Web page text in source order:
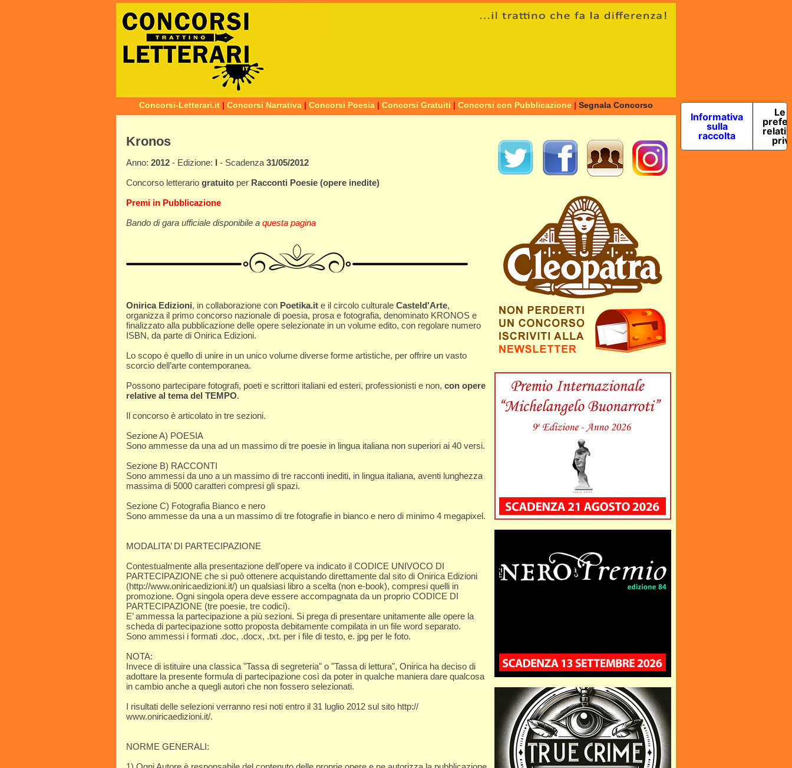
Concorsi-Letterari.it | Concorsi Narrativa | Concorsi Poesia | Concorsi Gratuiti | Concorsi con Pubblicazione | Segnala Concorso
Kronos
Anno: 2012 - Edizione: - Scadenza31/05/2012
Concorso letterario gratuito per Racconti Poesie (opere inedite)
Premi in Pubblicazione
Bando di gara ufficiale disponibile a questa pagina
Onirica Edizioni, in collaborazione con Poetika.it e il circolo culturale Casteld'Arte,
organizza il primo concorso nazionale di poesia, prosa e fotografia, denominato KRONOS e
finalizzato alla pubblicazione delle opere selezionate in un volume edito, con regolare numero
ISBN, da parte di Onirica Edizioni.
Lo scopo è quello di unire in un unico volume diverse forme artistiche, per offrire un vasto
scorcio dell’arte contemporanea.
Possono partecipare fotografi, poeti e scrittori italiani ed esteri, professionisti e non, con opere
relative al tema del TEMPO.
Il concorso è articolato in tre sezioni.
Sezione A) POESIA
Sono ammesse da una ad un massimo di tre poesie in lingua italiana non superiori ai 40 versi.
Sezione B) RACCONTI
Sono ammessi da uno a un massimo di tre racconti inediti, in lingua italiana, aventi lunghezza
massima di 5000 caratteri compresi gli spazi.
Sezione C) Fotografia Bianco e nero
Sono ammesse da una a un massimo di tre fotografie in bianco e nero di minimo 4 megapixel.
MODALITA’ DI PARTECIPAZIONE
Contestualmente alla presentazione dell’opere va indicato il CODICE UNIVOCO DI
PARTECIPAZIONE che si può ottenere acquistando direttamente dal sito di Onirica Edizioni
(http://​www.oniricaedizioni.it/) un qualsiasi libro a scelta (non e-book), compresi quelli in
promozione. Ogni singola opera deve essere accompagnata da un proprio CODICE DI
PARTECIPAZIONE (tre poesie, tre codici).
E’ ammessa la partecipazione a più sezioni. Si prega di presentare unitamente alle opere la
scheda di partecipazione sotto proposta debitamente compilata in un file word separato.
Sono ammessi i formati .doc, .docx, .txt. per i file di testo, e. jpg per le foto.
NOTA:
Invece di istituire una classica "Tassa di segreteria" o "Tassa di lettura", Onirica ha deciso di
adottare la presente formula di partecipazione così da poter in qualche maniera dare qualcosa
in cambio anche a quegli autori che non fossero selezionati.
I risultati delle selezioni verranno resi noti entro il 31 luglio 2012 sul sito http://​
www.oniricaedizioni.it/.
NORME GENERALI:
Informativa
sulla
raccolta
Le